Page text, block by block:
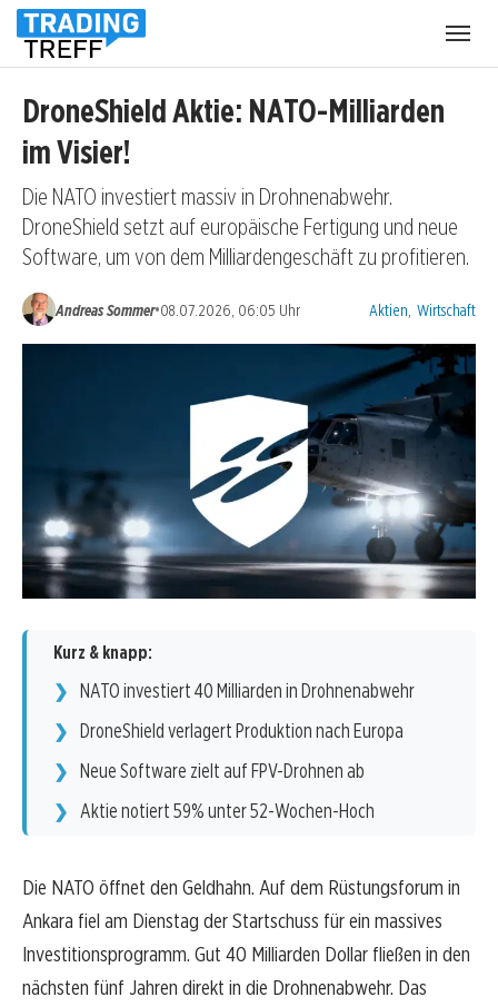
DroneShield Aktie: NATO-Milliarden
im Visier!
Die NATO investiert massiv in Drohnenabwehr.
DroneShield setzt auf europäische Fertigung und neue
Software, um von dem Milliardengeschäft zu profitieren.
Andreas Sommer•08.07.2026, 06:05 Uhr Kategorien:
Aktien Wirtschaft
Kurz & knapp:
NATO investiert 40 Milliarden in Drohnenabwehr
DroneShield verlagert Produktion nach Europa
Neue Software zielt auf FPV-Drohnen ab
Aktie notiert 59% unter 52-Wochen-Hoch
Die NATO öffnet den Geldhahn. Auf dem Rüstungsforum in
Ankara fiel am Dienstag der Startschuss für ein massives
Investitionsprogramm. Gut 40 Milliarden Dollar fließen in den
nächsten fünf Jahren direkt in die Drohnenabwehr. Das